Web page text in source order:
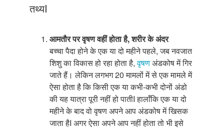
तथ्यI
आमतौर पर वृषण वहीं होता है,शरीर के अंदर
बच्चा पैदा होने के एक या दो महीने पहले, जब नवजात
शिशु का विकास हो रहा होता है,वृषणअंडकोष में गिर
जाते हैं। लेकिन लगभग 20 मामलों में से एक मामले में
ऐसा होता है कि किसी एक या कभी-कभी दोनों अंडो
की यह यात्रा पूरी नहीं हो पातीI हालाँकि एक या दो
महीने के बाद वो वृषण अपने आप अंडकोष में खिसक
जाता हैI अगर ऐसा अपने आप नहीं होता तो भी इसे